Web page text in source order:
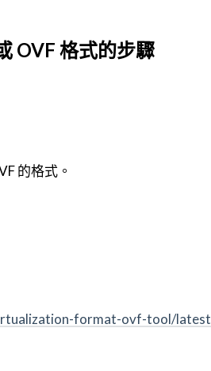
OVF 格式的步驟
的格式。
format-ovf-tool/latest